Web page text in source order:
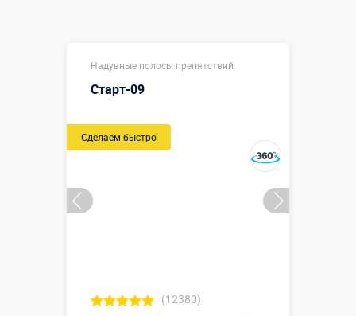
Надувные полосы препятствий
Старт-09
Сделаем быстро
(12380)